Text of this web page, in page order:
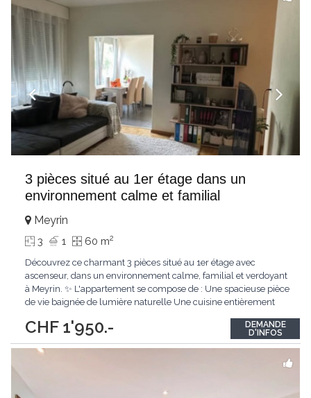
3 pièces situé au 1er étage dans un
environnement calme et familial
CHF 1'950.-
Meyrin
3 1 60 m2
Découvrez ce charmant 3 pièces situé au 1er étage avec
ascenseur, dans un environnement calme, familial et verdoyant
à Meyrin. ✨ L'appartement se compose de : Une spacieuse pièce
de vie baignée de lumière naturelle Une cuisine entièrement
avec douche et WC Une cave privative L'accès à une buanderie
commune À noter...
DEMANDE
D'INFOS